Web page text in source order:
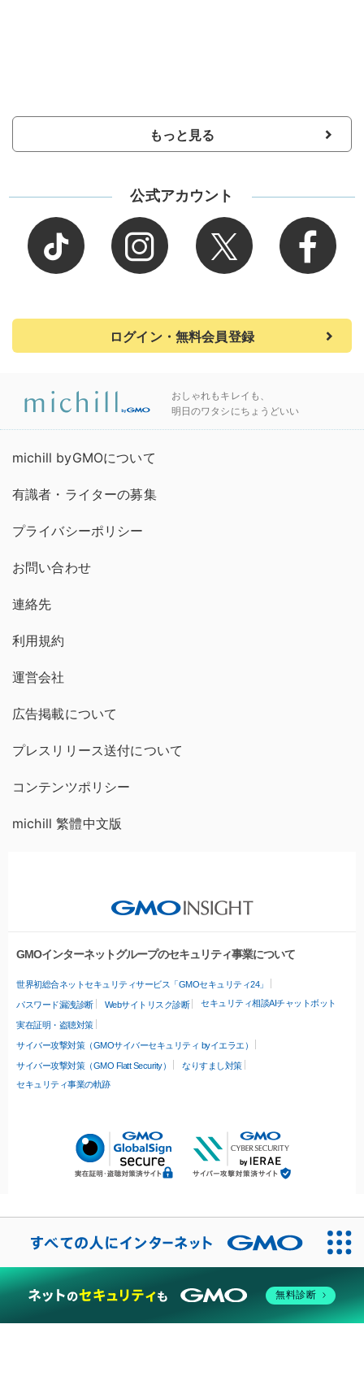
もっと見る
公式アカウント
ログイン・無料会員登録
おしゃれもキレイも、
明日のワタシにちょうどいい
michill byGMOについて
有識者・ライターの募集
プライバシーポリシー
お問い合わせ
連絡先
利用規約
運営会社
広告掲載について
プレスリリース送付について
コンテンツポリシー
michill 繁體中文版
GMOインターネットグループのセキュリティ事業について
世界初総合ネットセキュリティサービス「GMOセキュリティ24」
パスワード漏洩診断 Webサイトリスク診断 セキュリティ相談AIチャットボット
実在証明・盗聴対策
サイバー攻撃対策（GMOサイバーセキュリティ byイエラエ）
サイバー攻撃対策（GMO Flatt Security）
なりすまし対策
セキュリティ事業の軌跡
無料診断